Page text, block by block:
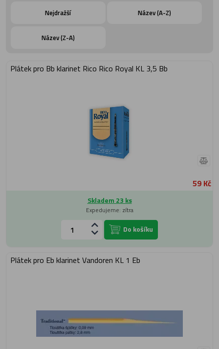
Nejdražší Název (A-Z)
Název (Z-A)
Plátek pro Bb klarinet Rico Rico Royal KL 3,5 Bb
59 Kč
Skladem 23 ks
Expedujeme: zítra
Do košíku
Plátek pro Eb klarinet Vandoren KL 1 Eb